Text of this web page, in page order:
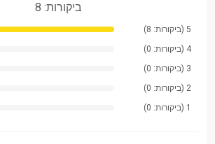
הכנה לאוניברסיטה
מבנה עבודת מחקר
טכניקות השתתפות בסמינרים
5 (ביקורות: 8)
4 (ביקורות: 0)
3 (ביקורות: 0)
2 (ביקורות: 0)
1 (ביקורות: 0)
ביקורות: 8